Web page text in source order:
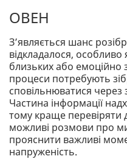
ОВЕН
З’являється шанс
відкладалося,
близьких або емоційно
процеси потребують
сповільнюватися через
Частина інформації
тому краще перевіряти
можливі розмови про
прояснити важливі
напруженість.